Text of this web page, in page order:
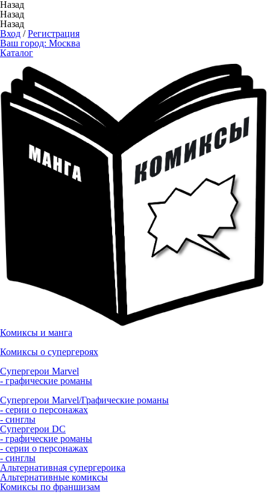
Назад
Назад
Назад
Вход /Регистрация
Ваш город: Москва
Каталог
Комиксы и манга
Комиксы о супергероях
Супергерои Marvel
- графические романы
Супергерои Marvel/Графические романы
- серии о персонажах
- синглы
Супергерои DC
- графические романы
- серии о персонажах
- синглы
Альтернативная супергероика
Альтернативные комиксы
Комиксы по франшизам